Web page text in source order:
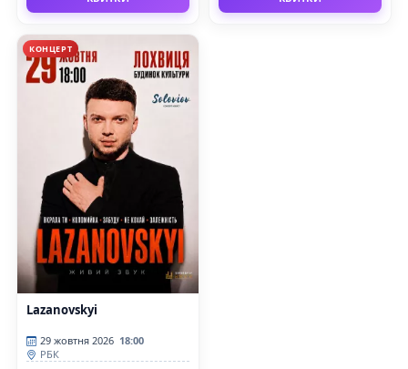
КОНЦЕРТ
Lazanovskyi
29 жовтня 2026 18:00
РБК